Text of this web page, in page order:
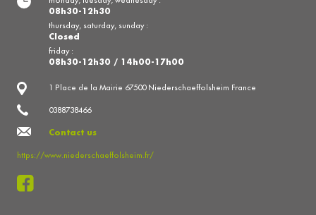
1 Place de la Mairie 67500 Niederschaeffolsheim France
0388738466
Contact us
https://www.niederschaeffolsheim.fr/
08h30-12h30
thursday, saturday, sunday :
Closed
friday :
08h30-12h30 / 14h00-17h00